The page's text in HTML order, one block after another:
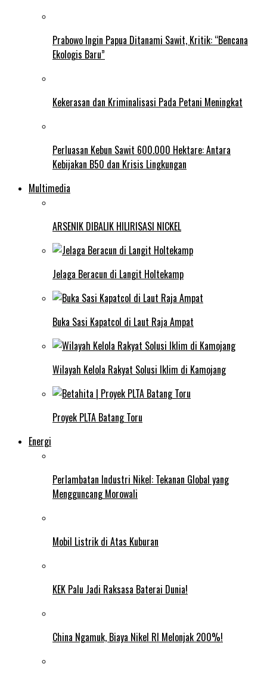
Prabowo Ingin Papua Ditanami Sawit, Kritik: “Bencana
Ekologis Baru”
Kekerasan dan Kriminalisasi Pada Petani Meningkat
Perluasan Kebun Sawit 600.000 Hektare: Antara
Kebijakan B50 dan Krisis Lingkungan
Multimedia
ARSENIK DIBALIK HILIRISASI NICKEL
Jelaga Beracun di Langit Holtekamp
Buka Sasi Kapatcol di Laut Raja Ampat
Wilayah Kelola Rakyat Solusi Iklim di Kamojang
Proyek PLTA Batang Toru
Energi
Perlambatan Industri Nikel: Tekanan Global yang
Mengguncang Morowali
Mobil Listrik di Atas Kuburan
KEK Palu Jadi Raksasa Baterai Dunia!
China Ngamuk, Biaya Nikel RI Melonjak 200%!